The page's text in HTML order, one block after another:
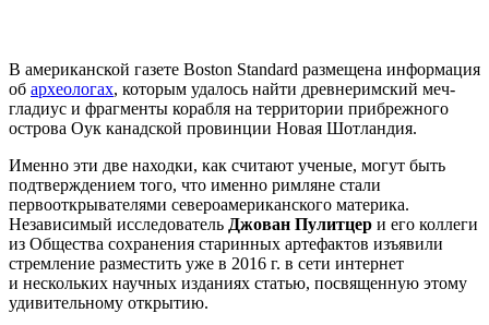
В американской газете Boston Standard размещена информация
об археологах, которым удалось найти древнеримский меч-
гладиус и фрагменты корабля на территории прибрежного
острова Оук канадской провинции Новая Шотландия.
Именно эти две находки, как считают ученые, могут быть
подтверждением того, что именно римляне стали
первооткрывателями североамериканского материка.
Независимый исследователь Джован Пулитцер и его коллеги
из Общества сохранения старинных артефактов изъявили
стремление разместить уже в 2016 г. в сети интернет
и нескольких научных изданиях статью, посвященную этому
удивительному открытию.